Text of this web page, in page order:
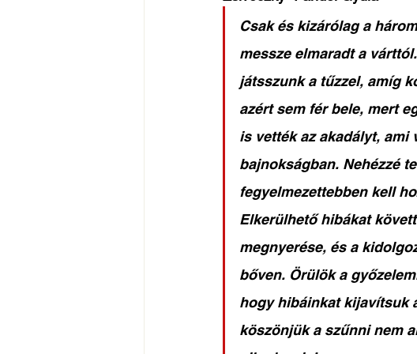
Csak és kizárólag a
messze elmaradt a
játsszunk a tűzzel, amíg
azért sem fér bele, mert
is vették az akadályt,
bajnokságban. Nehézzé
fegyelmezettebben kell
Elkerülhető hibákat
megnyerése, és a
bőven. Örülök a
hogy hibáinkat kijavítsuk
köszönjük a szűnni nem